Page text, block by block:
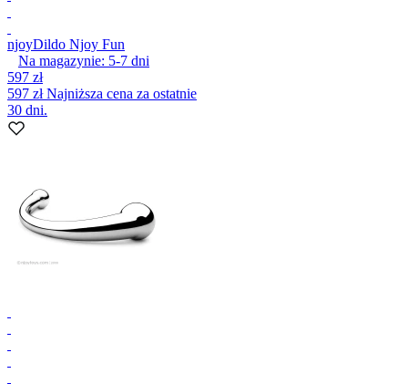
njoyDildo Njoy Fun
Na magazynie: 5-7 dni
597 zł
597 złNajniższa cena za ostatnie
30 dni.